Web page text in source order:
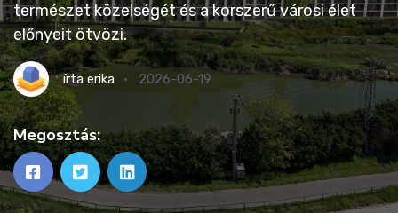
természet közelségét és a korszerű városi élet
előnyeit ötvözi.
írta erika 2026-06-19
Megosztás: